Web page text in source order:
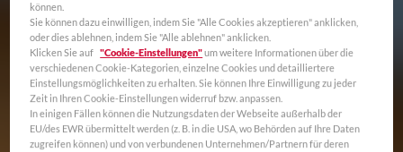
können.
Sie können dazu einwilligen, indem Sie "Alle Cookies akzeptieren" anklicken,
oder dies ablehnen, indem Sie "Alle ablehnen" anklicken.
Klicken Sie auf "Cookie-Einstellungen"um weitere Informationen über die
verschiedenen Cookie-Kategorien, einzelne Cookies und detailliertere
Einstellungsmöglichkeiten zu erhalten. Sie können Ihre Einwilligung zu jeder
Zeit in Ihren Cookie-Einstellungen widerruf bzw. anpassen.
In einigen Fällen können die Nutzungsdaten der Webseite außerhalb der
EU/des EWR übermittelt werden (z. B. in die USA, wo Behörden auf Ihre Daten
zugreifen können) und von verbundenen Unternehmen/Partnern für deren